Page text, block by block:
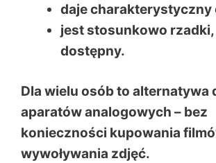
daje charakterystyczny
jest stosunkowo rzadki,
dostępny.
Dla wielu osób to alternatywa
aparatów analogowych – bez
konieczności kupowania
wywoływania zdjęć.